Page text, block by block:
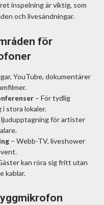
inspelning är viktig, som
och livesändningar.
för
YouTube, dokumentärer
– För tydlig
stora lokaler.
ljudupptagning för artister
– Webb-TV, liveshower
kan röra sig fritt utan
kablar.